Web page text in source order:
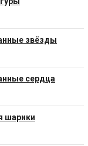
звёзды
сердца
шарики